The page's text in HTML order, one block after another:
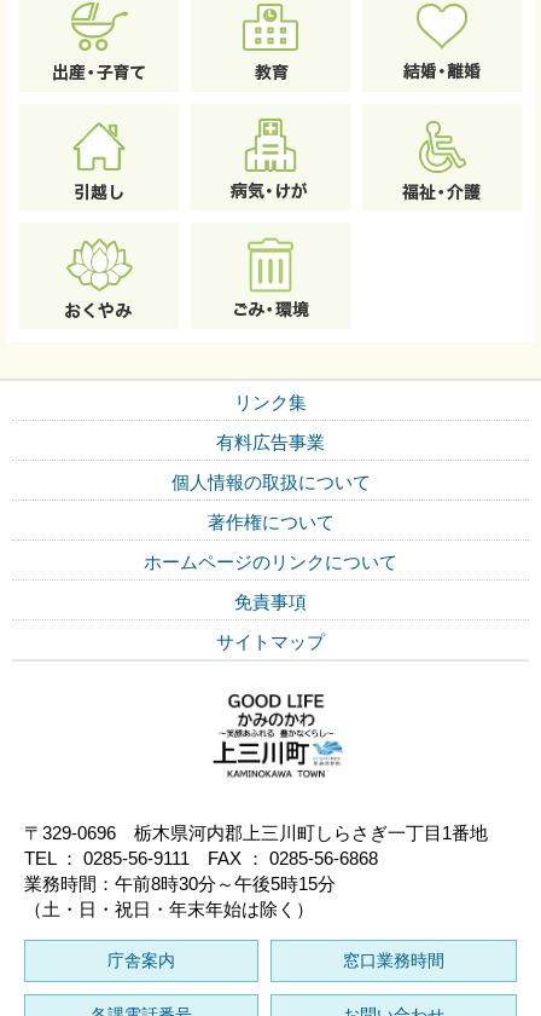
リンク集
有料広告事業
個人情報の取扱について
著作権について
ホームページのリンクについて
免責事項
サイトマップ
〒329-0696 栃木県河内郡上三川町しらさぎ一丁目1番地
TEL ： 0285-56-9111 FAX ： 0285-56-6868
業務時間：午前8時30分～午後5時15分
（土・日・祝日・年末年始は除く）
庁舎案内 窓口業務時間